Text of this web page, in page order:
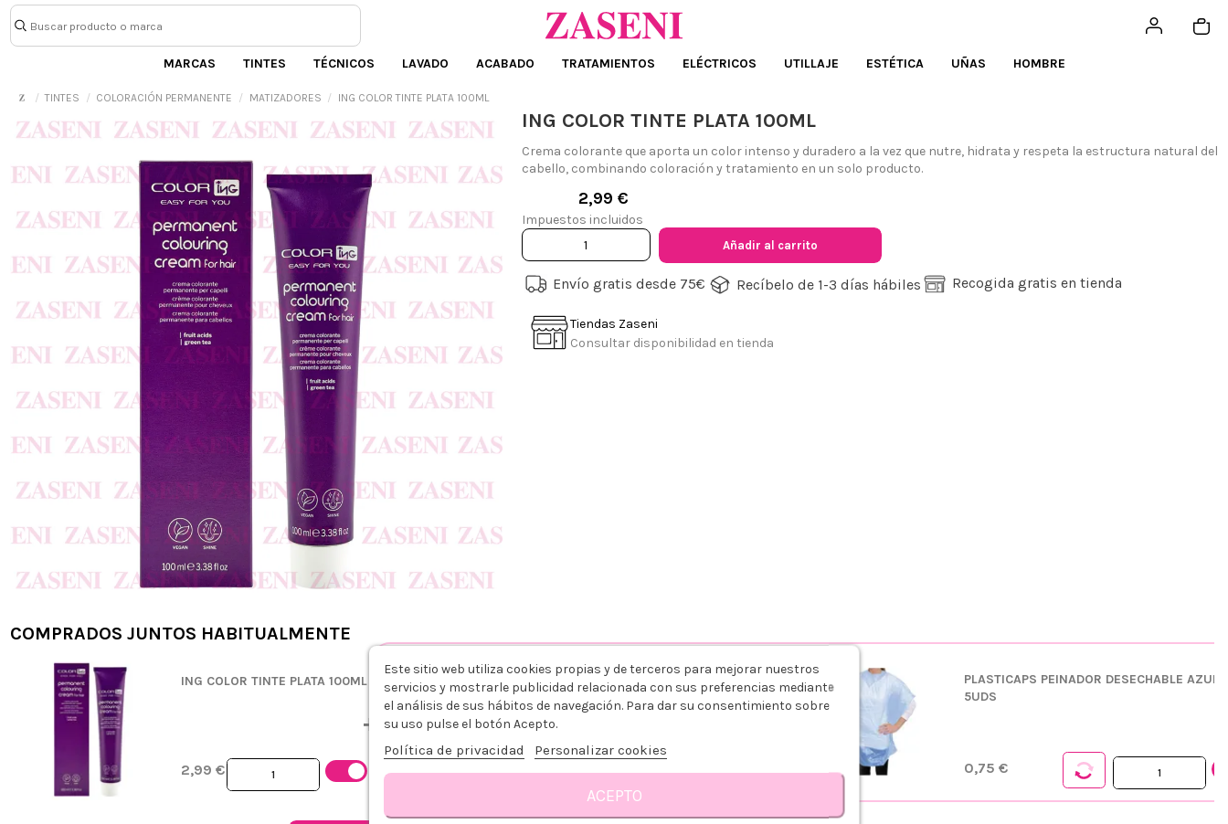
MARCAS TINTES TÉCNICOS LAVADO ACABADO TRATAMIENTOS ELÉCTRICOS UTILLAJE ESTÉTICA UÑAS HOMBRE
TINTES COLORACIÓN PERMANENTE MATIZADORES ING COLOR TINTE PLATA 100ML
ING COLOR TINTE PLATA 100ML
Crema colorante que aporta un color intenso y duradero a la vez que nutre, hidrata y respeta la estructura natural del
cabello, combinando coloración y tratamiento en un solo producto.
2,99 €
Impuestos incluidos
Añadir al carrito
Envío gratis desde 75€ Recíbelo de 1-3 días hábiles Recogida gratis en tienda
Tiendas Zaseni
Consultar disponibilidad en tienda
COMPRADOS JUNTOS HABITUALMENTE
ING COLOR TINTE PLATA 100ML
2,99 €
+
ING COLOR OXIDANTE 20VOL. 6% 1000ML
PLASTICAPS PEINADOR DESECHABLE AZUL
5UDS
0,75 €
Este sitio web utiliza cookies propias y de terceros para mejorar nuestros
servicios y mostrarle publicidad relacionada con sus preferencias mediante
el análisis de sus hábitos de navegación. Para dar su consentimiento sobre
su uso pulse el botón Acepto.
Política de privacidad Personalizar cookies
ACEPTO